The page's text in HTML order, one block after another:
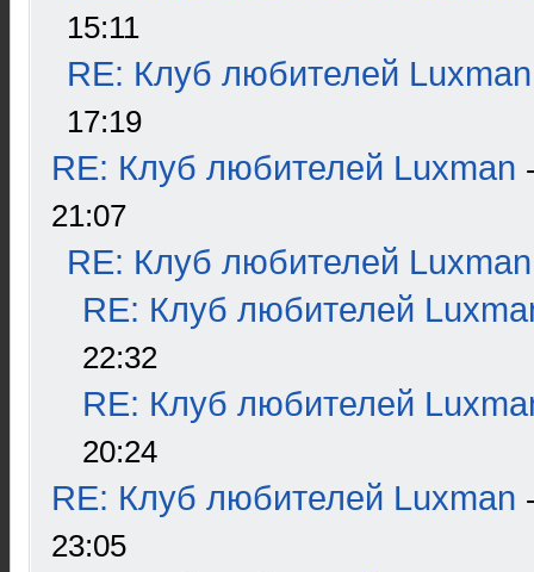
15:11
RE: Клуб любителей Luxman
17:19
RE: Клуб любителей Luxman
21:07
RE: Клуб любителей Luxman
RE: Клуб любителей
22:32
RE: Клуб любителей
20:24
RE: Клуб любителей Luxman
23:05